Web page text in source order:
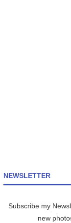
NEWSLETTER
Subscribe my
new